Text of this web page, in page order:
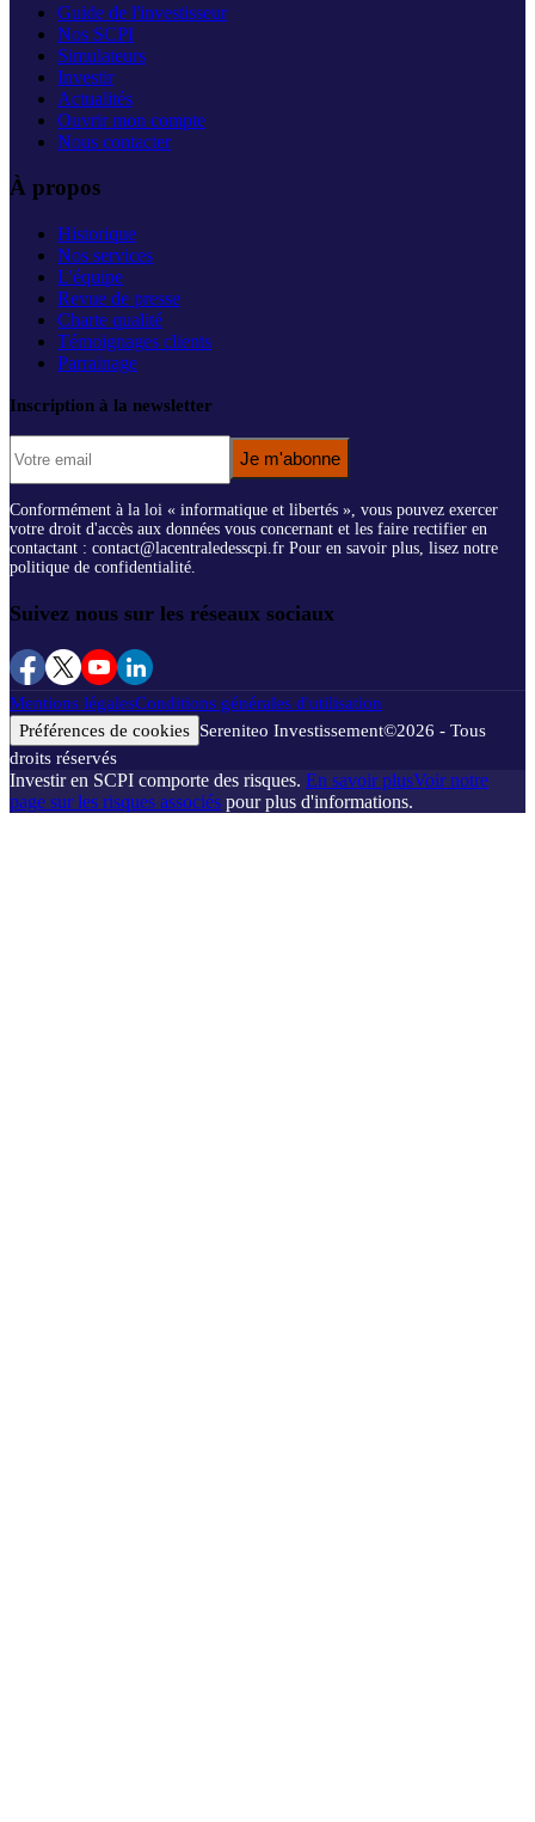
Guide de l'investisseur
Nos SCPI
Simulateurs
Investir
Actualités
Ouvrir mon compte
Nous contacter
À propos
Historique
Nos services
L'équipe
Revue de presse
Charte qualité
Témoignages clients
Parrainage
Inscription à la newsletter
Je m'abonne
Conformément à la loi « informatique et libertés », vous pouvez exercer
votre droit d'accès aux données vous concernant et les faire rectifier en
contactant : contact@lacentraledesscpi.fr Pour en savoir plus, lisez notre
politique de confidentialité.
Suivez nous sur les réseaux sociaux
Mentions légalesConditions générales d'utilisation
Préférences de cookies Sereniteo Investissement©2026 - Tous
droits réservés
Investir en SCPI comporte des risques. En savoir plusVoir notre
page sur les risques associés pour plus d'informations.